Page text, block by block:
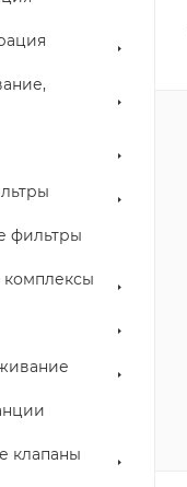
фильтры
клапаны